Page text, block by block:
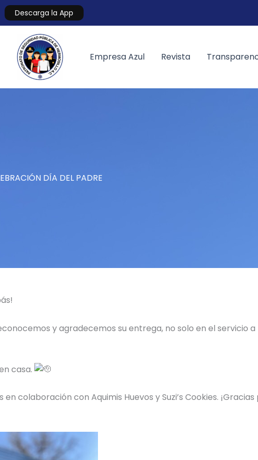
Descarga la App
Empresa Azul Revista
DÍA DEL PADRE
y agradecemos su entrega, no solo en el servicio a
casa.
colaboración con Aquimis Huevos y Suzi’s Cookies.